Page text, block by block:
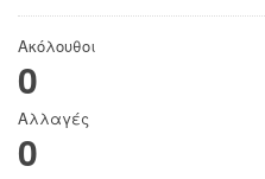
Ακόλουθοι
0
Αλλαγές
0